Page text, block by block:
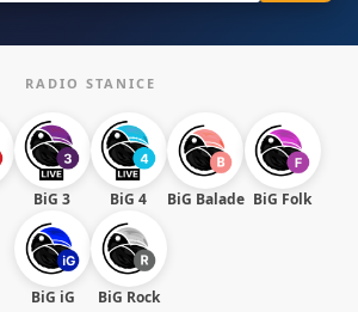
RADIO STANICE
BiG 3 BiG 4 BiG Balade BiG Folk
BiG iG BiG Rock